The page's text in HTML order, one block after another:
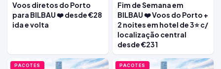
Voos diretos do Porto
para BILBAU ❤️ desde €28
ida e volta
Fim de Semana em
BILBAU ❤️ Voos do Porto +
2 noites em hotel de 3⭐ c/
localização central
desde €231
PACOTES PACOTES